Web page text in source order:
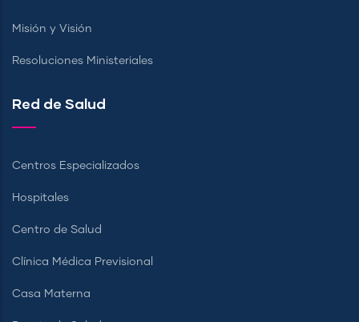
Misión y Visión
Resoluciones Ministeriales
Red de Salud
Centros Especializados
Hospitales
Centro de Salud
Clínica Médica Previsional
Casa Materna